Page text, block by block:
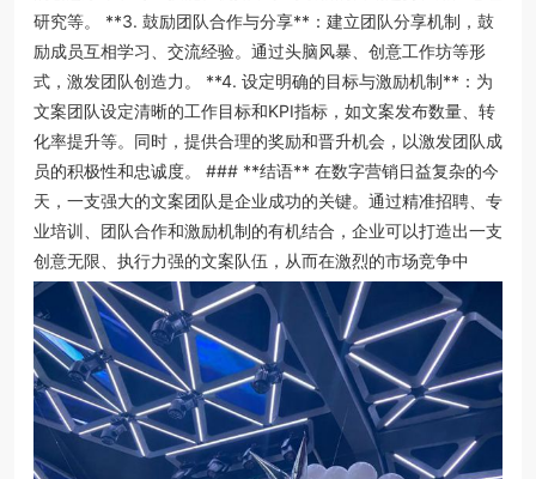
研究等。 **3. 鼓励团队合作与分享**：建立团队分享机制，鼓
励成员互相学习、交流经验。通过头脑风暴、创意工作坊等形
式，激发团队创造力。 **4. 设定明确的目标与激励机制**：为
文案团队设定清晰的工作目标和KPI指标，如文案发布数量、转
化率提升等。同时，提供合理的奖励和晋升机会，以激发团队成
员的积极性和忠诚度。 ### **结语** 在数字营销日益复杂的今
天，一支强大的文案团队是企业成功的关键。通过精准招聘、专
业培训、团队合作和激励机制的有机结合，企业可以打造出一支
创意无限、执行力强的文案队伍，从而在激烈的市场竞争中